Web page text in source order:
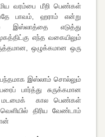
வரம்பை மீறி பெண்கள்
பாவம், ஹராம் என்று
இஸ்லாத்தை எடுத்து
எந்த வகையிலும்
ஒழுக்கமான ஒரு
இஸ்லாம் சொல்லும்
பார்த்து சுருக்கமான
கால பெண்கள்
திரிய வேண்டாம்